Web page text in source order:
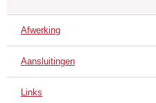
Afwerking
VPT-B
Aansluitingen
Links